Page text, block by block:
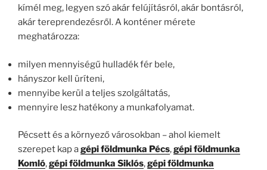
kímél meg, legyen szó akár felújításról, akár bontásról,
akár tereprendezésről. A konténer mérete
meghatározza:
milyen mennyiségű hulladék fér bele,
hányszor kell üríteni,
mennyibe kerül a teljes szolgáltatás,
mennyire lesz hatékony a munkafolyamat.
Pécsett és a környező városokban – ahol kiemelt
szerepet kap agépi földmunka Pécs,gépi földmunka
Komló,gépi földmunka Siklós,gépi földmunka